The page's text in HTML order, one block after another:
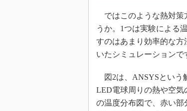
ではこのような熱対策
うか。1つは実験による
すのはあまり効率的な方
いたシミュレーションで
図2は、ANSYSという
LED電球周りの熱や空
の温度分布図で、赤い